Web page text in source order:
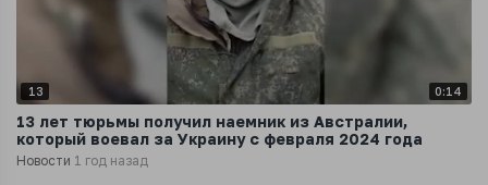
13 0:14
13 лет тюрьмы получил наемник из Австралии,
который воевал за Украину с февраля 2024 года
Новости 1 год назад